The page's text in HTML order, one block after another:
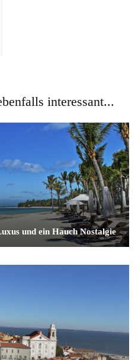
interessant...
und ein Hauch Nostalgie